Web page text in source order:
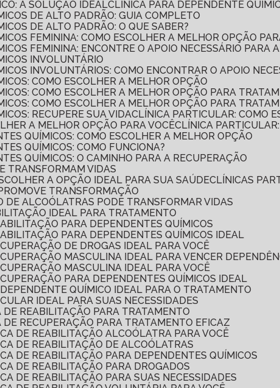
A SOLUÇÃO IDEAL
CLÍNICA PARA DEPENDENTE
DE ALTO PADRÃO: GUIA COMPLETO
DE ALTO PADRÃO: O QUE SABER?
FEMININA: COMO ESCOLHER A MELHOR OPÇÃO
FEMININA: ENCONTRE O APOIO NECESSÁRIO PARA
INVOLUNTÁRIO
INVOLUNTÁRIOS: COMO ENCONTRAR O APOIO
COMO ESCOLHER A MELHOR OPÇÃO
COMO ESCOLHER A MELHOR OPÇÃO PARA
COMO ESCOLHER A MELHOR OPÇÃO PARA
RECUPERE SUA VIDA
CLÍNICA PARTICULAR: COMO
A MELHOR OPÇÃO PARA VOCÊ
CLÍNICA
QUÍMICOS: COMO ESCOLHER A MELHOR OPÇÃO
QUÍMICOS: COMO FUNCIONA?
QUÍMICOS: O CAMINHO PARA A RECUPERAÇÃO
TRANSFORMAM VIDAS
A OPÇÃO IDEAL PARA SUA SAÚDE
CLÍNICAS
TRANSFORMAÇÃO
DE ALCOÓLATRAS PODE TRANSFORMAR VIDAS
IDEAL PARA TRATAMENTO
PARA DEPENDENTES QUÍMICOS
PARA DEPENDENTES QUÍMICOS IDEAL
DE DROGAS IDEAL PARA VOCÊ
MASCULINA IDEAL PARA VENCER
MASCULINA IDEAL PARA VOCÊ
PARA DEPENDENTES QUÍMICOS IDEAL
QUÍMICO IDEAL PARA O TRATAMENTO
IDEAL PARA SUAS NECESSIDADES
DE REABILITAÇÃO PARA TRATAMENTO
DE RECUPERAÇÃO PARA TRATAMENTO EFICAZ
DE REABILITAÇÃO ALCOÓLATRA PARA VOCÊ
DE REABILITAÇÃO DE ALCOÓLATRAS
DE REABILITAÇÃO PARA DEPENDENTES QUÍMICOS
DE REABILITAÇÃO PARA DROGADOS
DE REABILITAÇÃO PARA SUAS NECESSIDADES